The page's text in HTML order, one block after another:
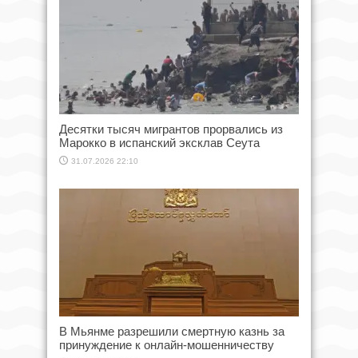
Десятки тысяч мигрантов прорвались из
Марокко в испанский эксклав Сеута
31.07.2026 22:10
В Мьянме разрешили смертную казнь за
принуждение к онлайн-мошенничеству